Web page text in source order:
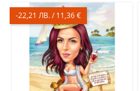
-22,21 ЛВ. / 11,36 €